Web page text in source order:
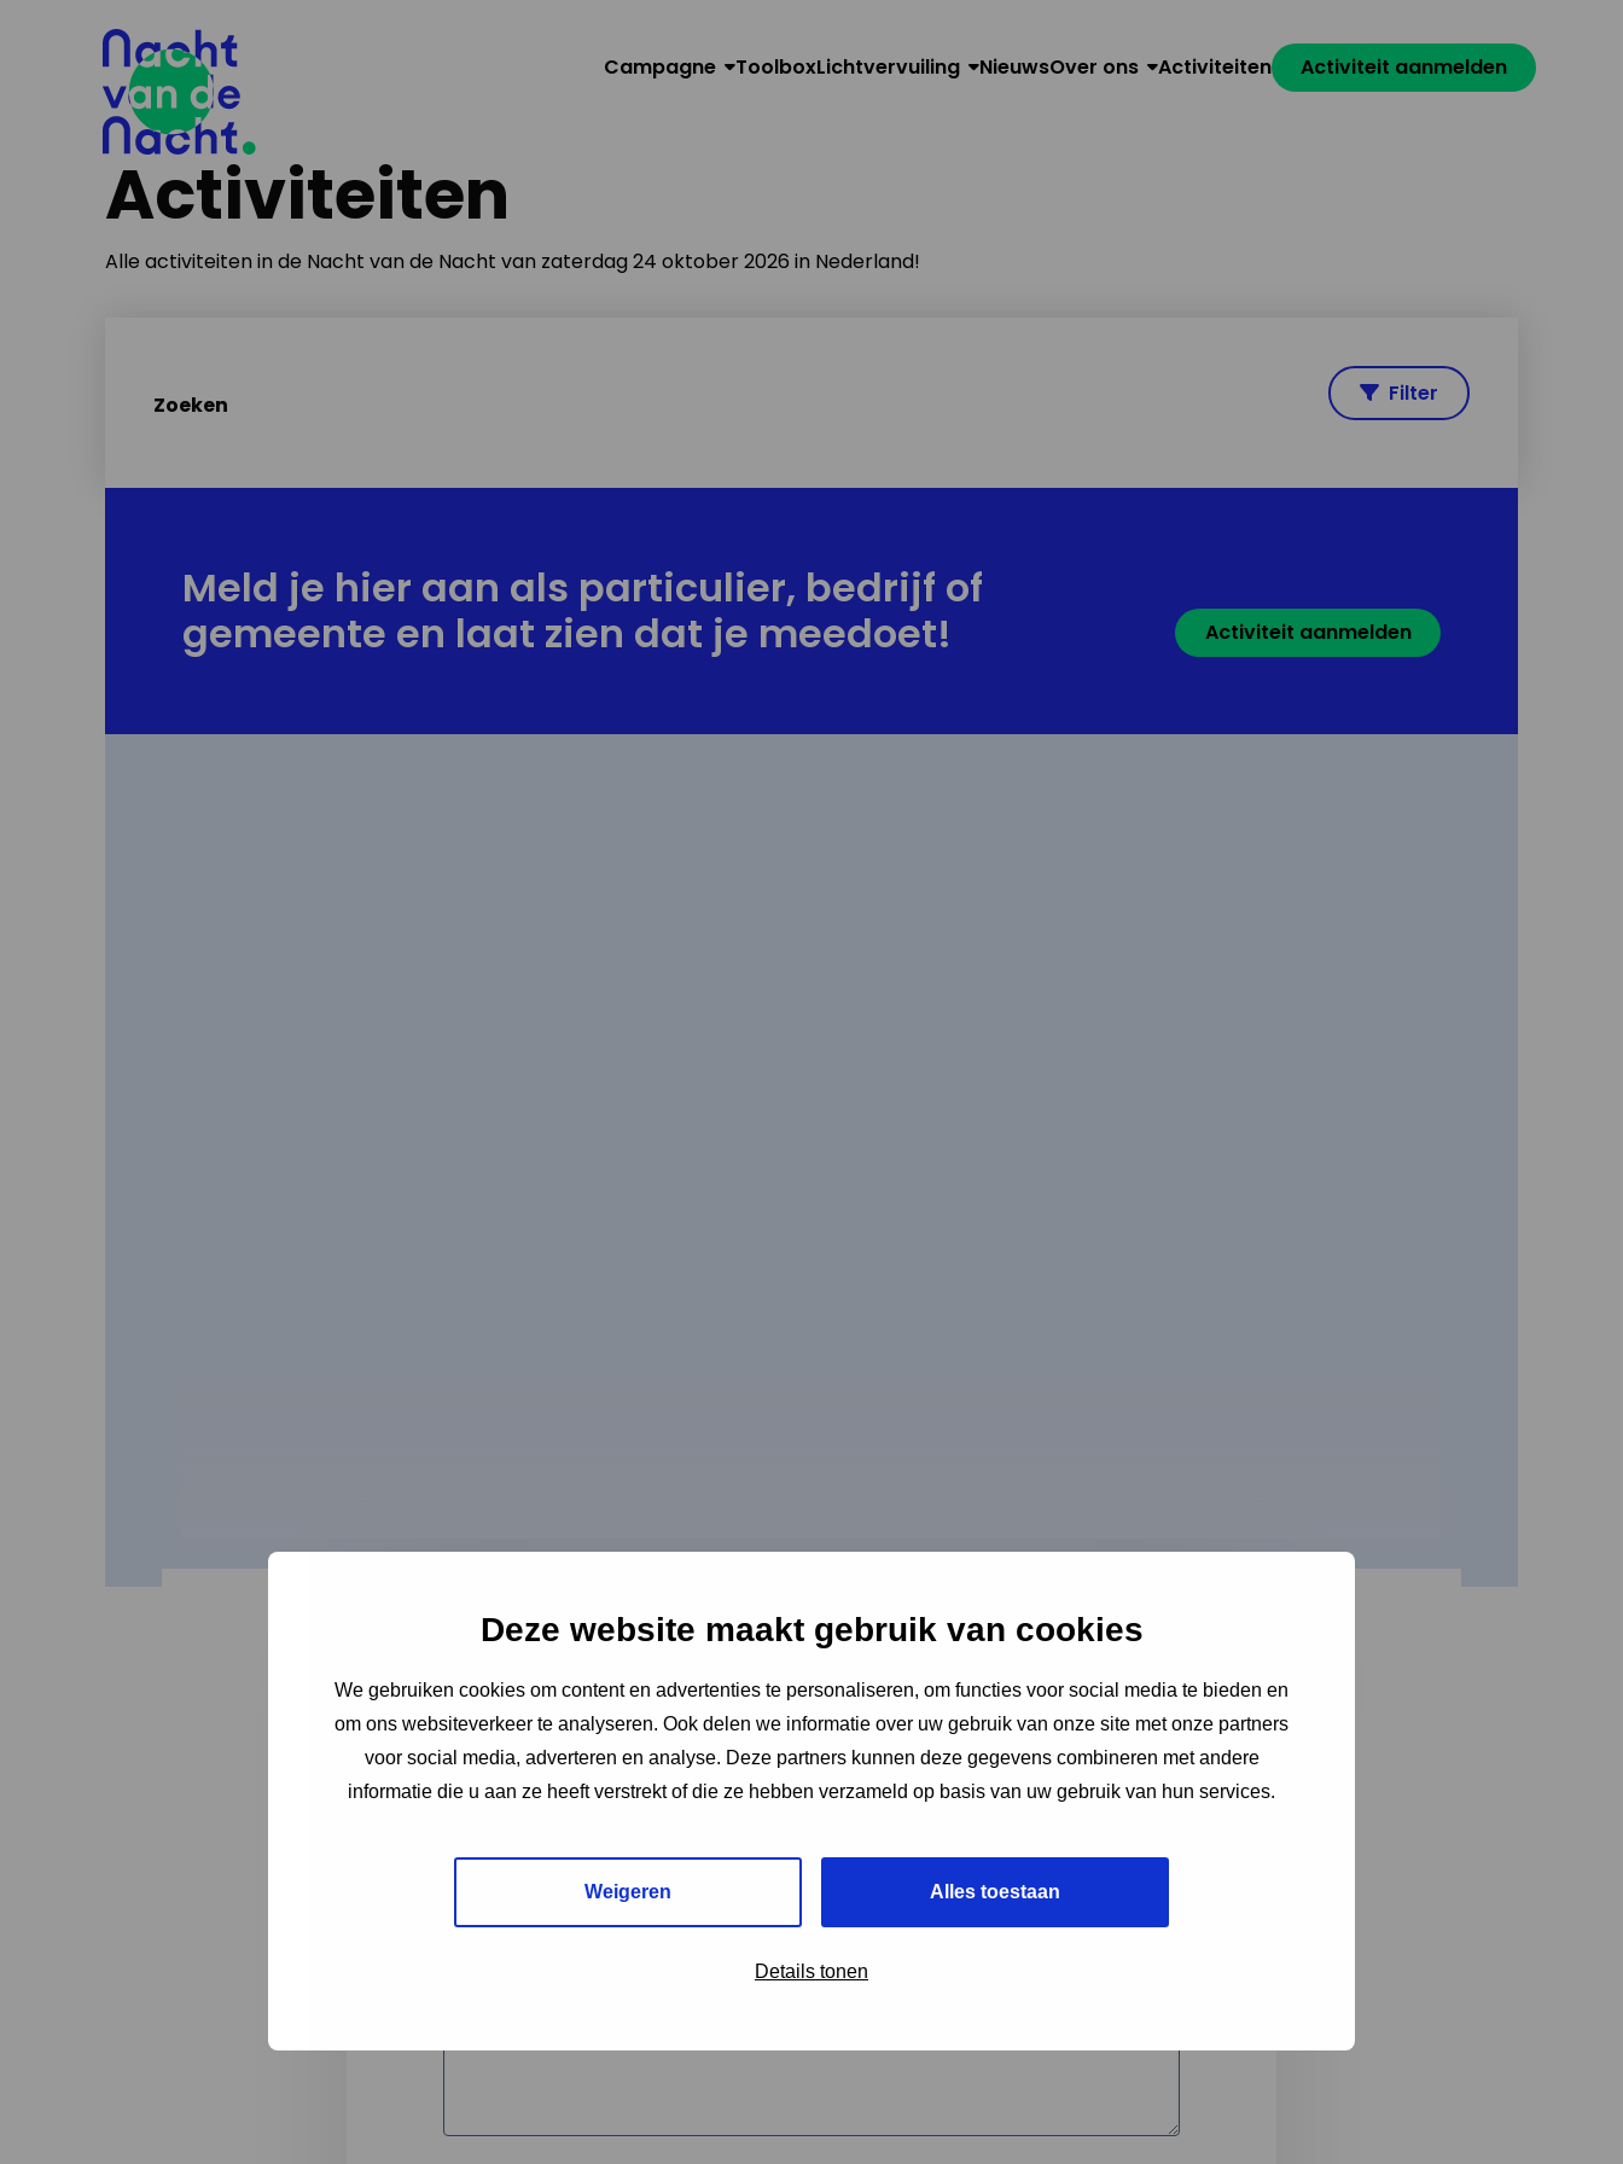
Deze website maakt gebruik van cookies
We gebruiken cookies om content en advertenties te personaliseren, om functies voor social media te bieden en
om ons websiteverkeer te analyseren. Ook delen we informatie over uw gebruik van onze site met onze partners
voor social media, adverteren en analyse. Deze partners kunnen deze gegevens combineren met andere
informatie die u aan ze heeft verstrekt of die ze hebben verzameld op basis van uw gebruik van hun services.
Weigeren Alles toestaan
Details tonen
Campagne ToolboxLichtvervuiling NieuwsOver ons Activiteiten Activiteit aanmelden
Activiteiten
Alle activiteiten in de Nacht van de Nacht van zaterdag 24 oktober 2026 in Nederland!
Zoeken Filter
Meld je hier aan als particulier, bedrijf of
gemeente en laat zien dat je meedoet!
Activiteit aanmelden
"* " geeft vereiste velden aan
1 2
3
Volledige omschrijving*